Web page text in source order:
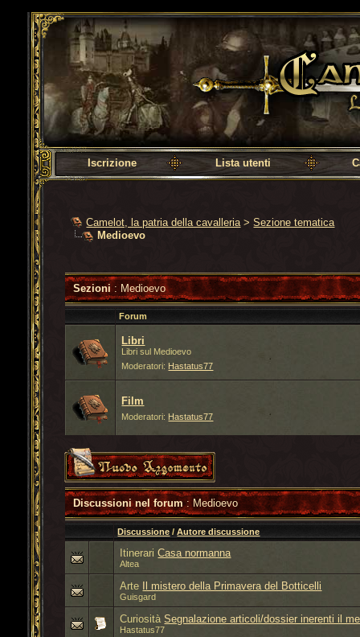
Camelot, la patria della cavalleria
Iscrizione Lista utenti
Camelot, la patria della cavalleria >Sezione tematica
Medioevo
Sezioni: Medioevo
Forum
Libri
Libri sul Medioevo
Moderatori: Hastatus77
Film
Moderatori: Hastatus77
Discussioni nel forum: Medioevo
Discussione /Autore discussione
ItinerariCasa normanna
Altea
Arte Il mistero della Primavera del Botticelli
Guisgard
CuriositàSegnalazione articoli/dossier inerenti il
Hastatus77